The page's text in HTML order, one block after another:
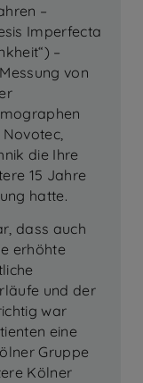
–
Imperfecta
–
von
die Ihre
15 Jahre
hatte.
dass auch
erhöhte
und der
war
eine
Gruppe
Kölner